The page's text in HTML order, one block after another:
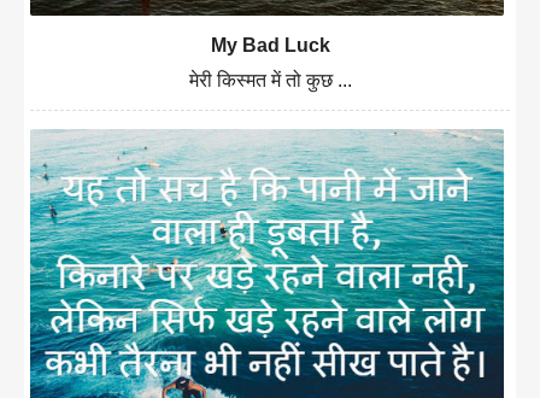
My Bad Luck
मेरी किस्मत में तो कुछ ...